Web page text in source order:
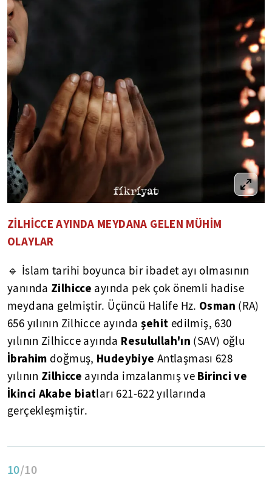
ZİLHİCCE AYINDA MEYDANA GELEN MÜHİM
OLAYLAR
🔹 İslam tarihi boyunca bir ibadet ayı olmasının
yanında Zilhicce ayında pek çok önemli hadise
meydana gelmiştir. Üçüncü Halife Hz. Osman (RA)
656 yılının Zilhicce ayında şehit edilmiş, 630
yılının Zilhicce ayında Resulullah'ın (SAV) oğlu
İbrahim doğmuş, Hudeybiye Antlaşması 628
yılının Zilhicce ayında imzalanmış ve Birinci ve
İkinci Akabe biatları 621-622 yıllarında
gerçekleşmiştir.
10/10